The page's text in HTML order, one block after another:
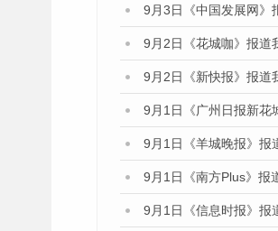
9月3日《中国发展网》
9月2日《花城咖》报道
9月2日《新快报》报道
9月1日《广州日报新花
9月1日《羊城晚报》报
9月1日《南方Plus》报
9月1日《信息时报》报